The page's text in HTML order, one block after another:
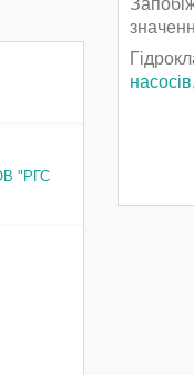
насосів
"РГС